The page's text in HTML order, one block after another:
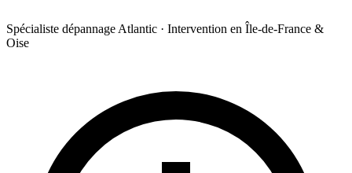
Spécialiste dépannage Atlantic · Intervention en Île-de-France &
Oise